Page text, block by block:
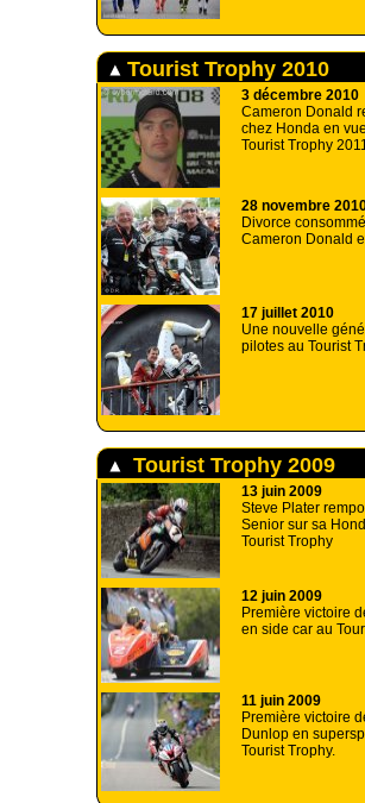
Tourist Trophy 2010
3 décembre 2010
Cameron Donald
chez Honda en
Tourist Trophy
28 novembre
Divorce
Cameron Donald
17 juillet 2010
Une nouvelle
pilotes au Tourist
Tourist Trophy 2009
13 juin 2009
Steve Plater
Senior sur sa
Tourist Trophy
12 juin 2009
Première victoire
en side car au
11 juin 2009
Première victoire
Dunlop en
Tourist Trophy.